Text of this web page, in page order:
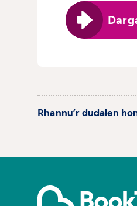
Rhannu’r dudalen